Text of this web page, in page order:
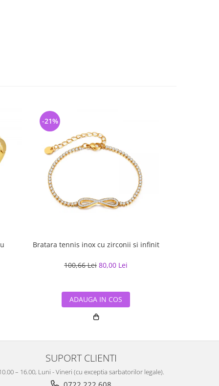
Bratara tennis inox cu zirconii si infinit
100,66 Lei 80,00 Lei
-21%
ADAUGA IN COS
SUPORT CLIENTI
– 16.00, Luni - Vineri (cu exceptia sarbatorilor legale).